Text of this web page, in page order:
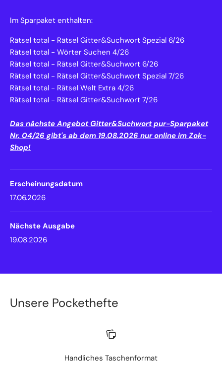
Im Sparpaket enthalten:
Rätsel total - Rätsel Gitter&Suchwort Spezial 6/26
Rätsel total - Wörter Suchen 4/26
Rätsel total - Rätsel Gitter&Suchwort 6/26
Rätsel total - Rätsel Gitter&Suchwort Spezial 7/26
Rätsel total - Rätsel Welt Extra 4/26
Rätsel total - Rätsel Gitter&Suchwort 7/26
Das nächste Angebot Gitter&Suchwort pur-Sparpaket
Nr. 04/26 gibt's ab dem 19.08.2026 nur online im Zok-
Shop!
Erscheinungsdatum
17.06.2026
Nächste Ausgabe
19.08.2026
Unsere Pockethefte
Handliches Taschenformat